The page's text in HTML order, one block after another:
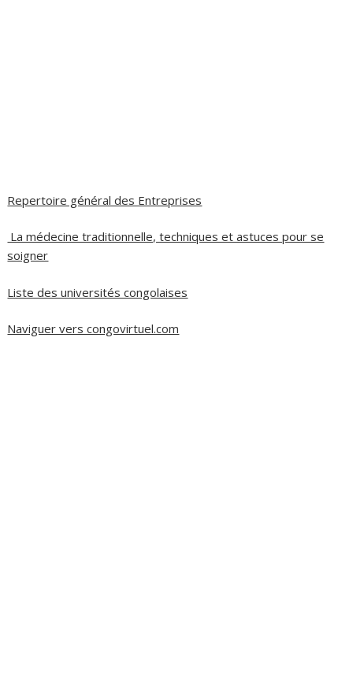
Repertoire général des Entreprises
La médecine traditionnelle, techniques et astuces pour se
soigner
Liste des universités congolaises
Naviguer vers congovirtuel.com